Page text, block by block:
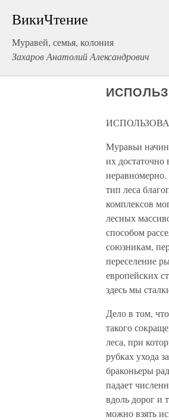
ВикиЧтение
Муравей, семья, колония
Захаров Анатолий Александрович
Муравьи
их
тип леса
комплексов
лесных
способом
союзникам,
переселение
европейских
здесь мы
Дело в том,
такого
леса, при
рубках ухода
браконьеры
падает
вдоль дорог и
можно взять